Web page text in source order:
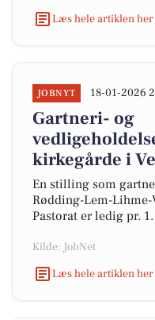
Læs hele artiklen her
JOBNYT 18-01-2026
Gartneri- og
kirkegårde i
En stilling som
Rødding-Lem-
Pastorat er ledig pr.
Kilde: JobNet
Læs hele artiklen her